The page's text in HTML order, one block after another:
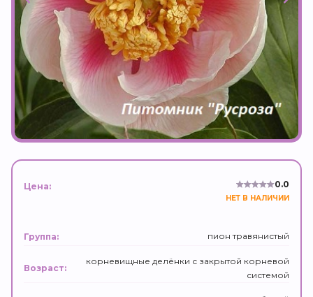
Цена: 0.0
НЕТ В НАЛИЧИИ
Группа: пион травянистый
Возраст:
корневищные делёнки с закрытой корневой
системой